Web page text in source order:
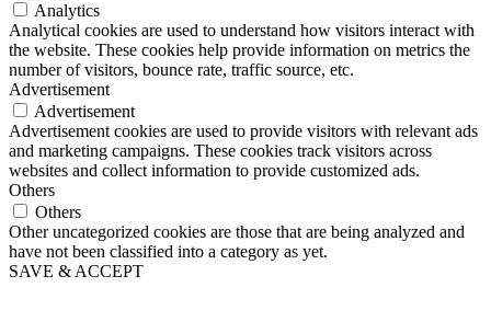
Analytics
Analytical cookies are used to understand how visitors interact with
the website. These cookies help provide information on metrics the
number of visitors, bounce rate, traffic source, etc.
Advertisement
Advertisement
Advertisement cookies are used to provide visitors with relevant ads
and marketing campaigns. These cookies track visitors across
websites and collect information to provide customized ads.
Others
Others
Other uncategorized cookies are those that are being analyzed and
have not been classified into a category as yet.
SAVE & ACCEPT